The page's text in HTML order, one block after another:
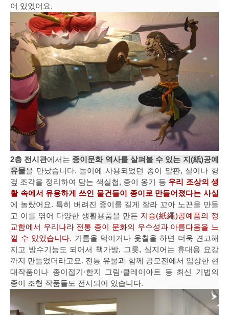
어 있었어요.
2층 전시관에서는 종이문화 역사를 살펴볼 수 있는 지(紙)공예
유물을 만났습니다. 놀이에 사용되었던 종이 말판, 실이나 헝
겊 조각을 정리하여 담는 색실첩, 종이 옹기 등 우리 조상의 생
활 속에서 유용하게 쓰인 물건들이 종이로 만들어졌다는 사실
에 놀랐어요. 특히 버려진 종이를 길게 잘라 꼬아 노끈을 만들
고 이를 엮어 다양한 생활용품을 만든 지승(紙繩)공예품의 정
교함에서 우리나라 전통 종이 문화의 우수성과 아름다움을 느
낄 수 있었습니다. 기름을 먹이거나 옻칠을 하면 더욱 견고해
지고 방수기능도 되어서 책가방, 그릇, 심지어는 휴대용 요강
까지 만들었더라고요. 전통 유물과 함께 공모전에서 입상한 현
대작품이나 종이접기·한지 그림·클레이아트 등 최신 기법의
종이 조형 작품들도 전시되어 있습니다.